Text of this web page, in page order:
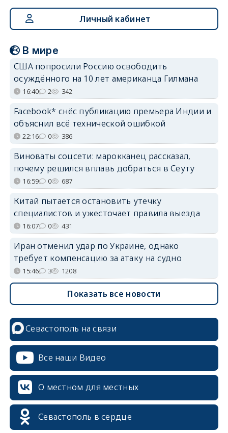
Личный кабинет
В мире
США попросили Россию освободить
осуждённого на 10 лет американца Гилмана
16:40 2 342
Facebook* снёс публикацию премьера Индии и
объяснил всё технической ошибкой
22:16 0 386
Виноваты соцсети: марокканец рассказал,
почему решился вплавь добраться в Сеуту
16:59 0 687
Китай пытается остановить утечку
специалистов и ужесточает правила выезда
16:07 0 431
Иран отменил удар по Украине, однако
требует компенсацию за атаку на судно
15:46 3 1208
Показать все новости
Севастополь на связи
Все наши Видео
О местном для местных
Севастополь в сердце